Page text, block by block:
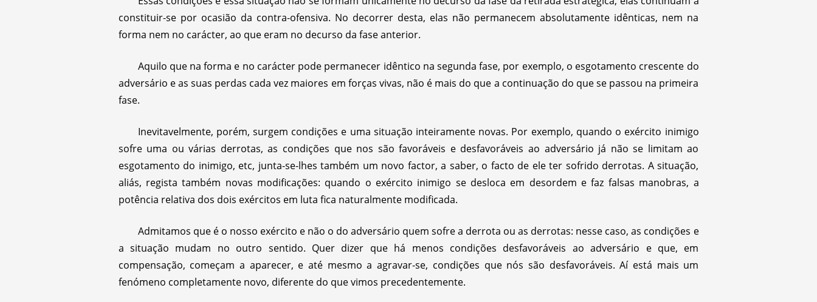
constituir-se por ocasião da contra-ofensiva. No decorrer desta, elas não permanecem absolutamente idênticas, nem na
forma nem no carácter, ao que eram no decurso da fase anterior.
Aquilo que na forma e no carácter pode permanecer idêntico na segunda fase, por exemplo, o esgotamento crescente do
adversário e as suas perdas cada vez maiores em forças vivas, não é mais do que a continuação do que se passou na primeira
fase.
Inevitavelmente, porém, surgem condições e uma situação inteiramente novas. Por exemplo, quando o exército inimigo
sofre uma ou várias derrotas, as condições que nos são favoráveis e desfavoráveis ao adversário já não se limitam ao
esgotamento do inimigo, etc, junta-se-lhes também um novo factor, a saber, o facto de ele ter sofrido derrotas. A situação,
aliás, regista também novas modificações: quando o exército inimigo se desloca em desordem e faz falsas manobras, a
potência relativa dos dois exércitos em luta fica naturalmente modificada.
Admitamos que é o nosso exército e não o do adversário quem sofre a derrota ou as derrotas: nesse caso, as condições e
a situação mudam no outro sentido. Quer dizer que há menos condições desfavoráveis ao adversário e que, em
compensação, começam a aparecer, e até mesmo a agravar-se, condições que nós são desfavoráveis. Aí está mais um
fenómeno completamente novo, diferente do que vimos precedentemente.